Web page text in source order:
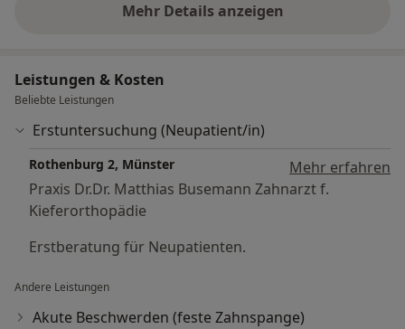
Mehr Details anzeigen
über Erfahrungen
Leistungen & Kosten
Beliebte Leistungen
Erstuntersuchung (Neupatient/in)
Rothenburg 2, Münster
Mehr erfahren
Praxis Dr.Dr. Matthias Busemann Zahnarzt f.
Kieferorthopädie
Erstberatung für Neupatienten.
Andere Leistungen
Akute Beschwerden (feste Zahnspange)